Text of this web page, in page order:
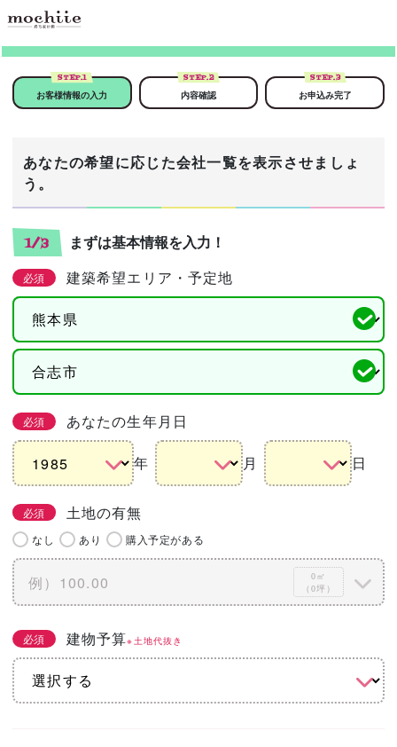
STEP.1
お客様情報の入力
STEP.2
内容確認
STEP.3
お申込み完了
あなたの希望に応じた会社一覧を表示させましょ
う。
1/3 まずは基本情報を入力！
必須 建築希望エリア・予定地
必須 あなたの生年月日
年 月 日
必須 土地の有無
なし あり 購入予定がある
0㎡
（0坪）
必須 建物予算※土地代抜き